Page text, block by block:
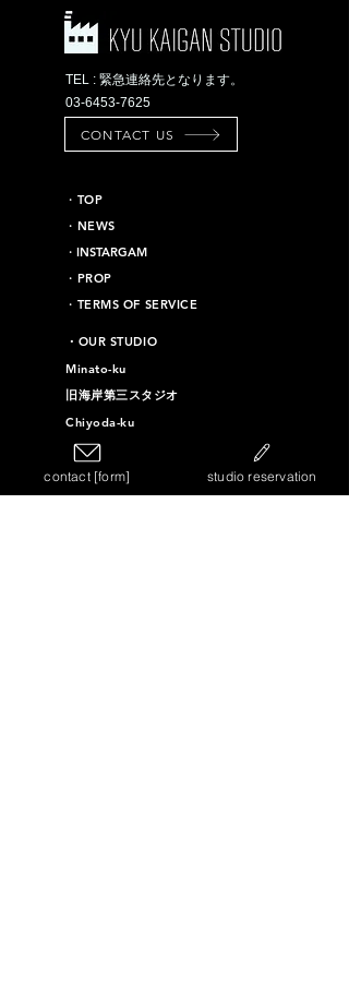
TEL : 緊急連絡先となります。
03-6453-7625
CONTACT US
​・TOP
・NEWS
​・INSTARGAM
・PROP
・TERMS OF SERVICE
​・OUR STUDIO
Minato-ku
旧海岸第三スタジオ
Chiyoda-ku
旧海岸第十六スタジオ
Taito-ku
contact [form] studio reservation